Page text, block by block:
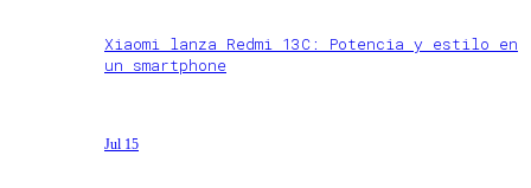
Xiaomi lanza Redmi 13C: Potencia y estilo en
un smartphone
Jul 15